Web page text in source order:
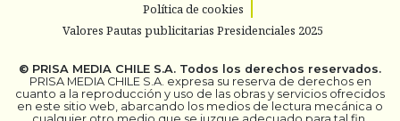
Política de cookies
Valores Pautas publicitarias Presidenciales 2025
© PRISA MEDIA CHILE S.A. Todos los derechos reservados.
PRISA MEDIA CHILE S.A. expresa su reserva de derechos en
cuanto a la reproducción y uso de las obras y servicios ofrecidos
en este sitio web, abarcando los medios de lectura mecánica o